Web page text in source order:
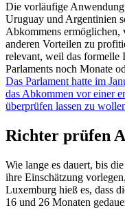
Die vorläufige
Uruguay und Argentinien
Abkommens ermöglichen,
anderen Vorteilen zu
relevant, weil das formelle
Parlaments noch Monate
Das Parlament hatte im
das Abkommen vor einer
überprüfen lassen zu
Richter prüfen
Wie lange es dauert, bis
ihre Einschätzung
Luxemburg hieß es, dass
16 und 26 Monaten